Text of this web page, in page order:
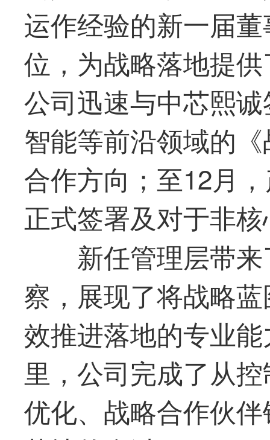
运作经验的新一届
位，为战略落地提
公司迅速与中芯熙
智能等前沿领域的
合作方向；至12月
正式签署及对于非
新任管理层带
察，展现了将战略
效推进落地的专业
里，公司完成了从
优化、战略合作伙